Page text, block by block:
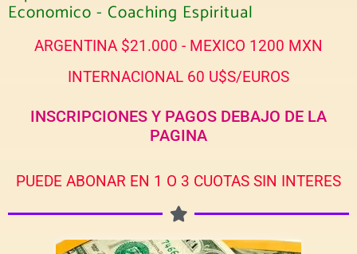
Economico - Coaching Espiritual
ARGENTINA $21.000 - MEXICO 1200 MXN
INTERNACIONAL 60 U$S/EUROS
INSCRIPCIONES Y PAGOS DEBAJO DE LA
PAGINA
PUEDE ABONAR EN 1 O 3 CUOTAS SIN INTERES